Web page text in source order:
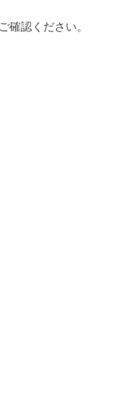
確認ください。